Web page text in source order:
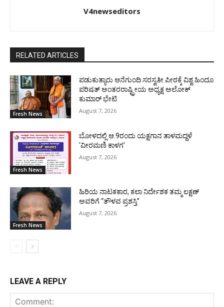
V4newseditors
RELATED ARTICLES
Fresh News
ಪಡುಕುತ್ಯಾರು ಆನೆಗುಂದಿ ಸರಸ್ವತೀ ಪೀಠಕ್ಕೆ ವಿಶ್ವ ಹಿಂದೂ
ಪರಿಷತ್ ಅಂತರರಾಷ್ಟ್ರೀಯ ಅಧ್ಯಕ್ಷ ಅಲೋಕ್
ಕುಮಾರ್ ಭೇಟಿ
August 7, 2026
Fresh News
ಬೋಳದಲ್ಲಿ ಆ.9ರಂದು ಯಕ್ಷಗಾನ ತಾಳಮದ್ದಳೆ
‘ವೀರಮಣಿ ಕಾಳಗ’
August 7, 2026
Fresh News
ಹಿರಿಯ ನಾಟಕಕಾರ, ಕಲಾ ನಿರ್ದೇಶಕ ತಮ್ಮ ಲಕ್ಷಣ್
ಅವರಿಗೆ “ತೌಳವ ಪ್ರಶಸ್ತಿ”
August 7, 2026
LEAVE A REPLY